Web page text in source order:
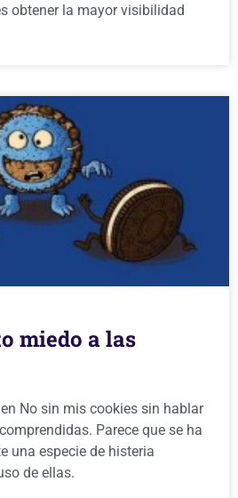
obtener la mayor visibilidad
miedo a las
No sin mis cookies sin hablar
Parece que se ha
una especie de histeria
de ellas.